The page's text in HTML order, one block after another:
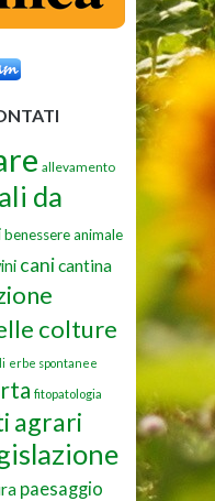
allevamento
da
benessere animale
canicantina
colture
erbe spontanee
fitopatologia
agrari
paesaggio